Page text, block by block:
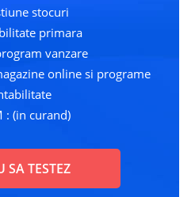
stocuri
primara
vanzare
online si programe
: (in curand)
SA TESTEZ